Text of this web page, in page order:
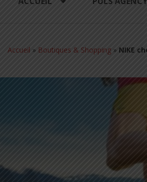
Accueil » Boutiques & Shopping » NIKE